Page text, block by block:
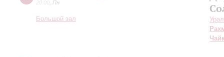
20:00 Пн
Большой зал